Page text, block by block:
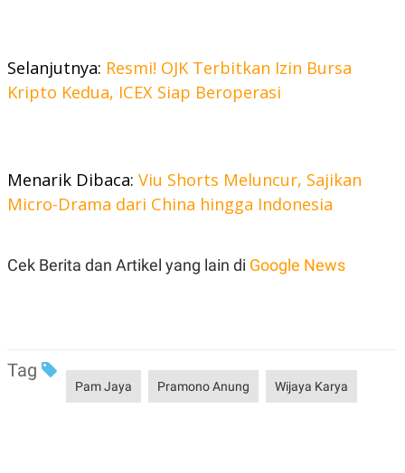
Selanjutnya: Resmi! OJK Terbitkan Izin Bursa
Kripto Kedua, ICEX Siap Beroperasi
Menarik Dibaca: Viu Shorts Meluncur, Sajikan
Micro-Drama dari China hingga Indonesia
Cek Berita dan Artikel yang lain di Google News
Tag
Pam Jaya Pramono Anung Wijaya Karya